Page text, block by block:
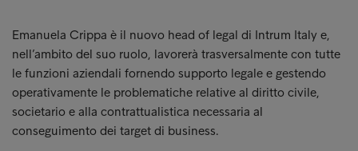
Emanuela Crippa è il nuovo head of legal di Intrum Italy e,
nell’ambito del suo ruolo, lavorerà trasversalmente con tutte
le funzioni aziendali fornendo supporto legale e gestendo
operativamente le problematiche relative al diritto civile,
societario e alla contrattualistica necessaria al
conseguimento dei target di business.